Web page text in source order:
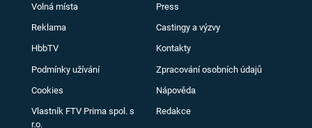
Volná místa Press
Reklama Castingy a výzvy
HbbTV Kontakty
Podmínky užívání Zpracování osobních údajů
Cookies Nápověda
Vlastník FTV Prima spol. s
r.o.
Redakce